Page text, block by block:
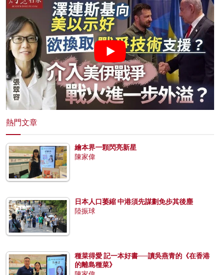
熱門文章
繪本界一顆閃亮新星
陳家偉
日本人口萎縮 中港須先謀劃免步其後塵
陸振球
種菜得愛 記一本好書──讀吳燕青的《在香港
的離島種菜》